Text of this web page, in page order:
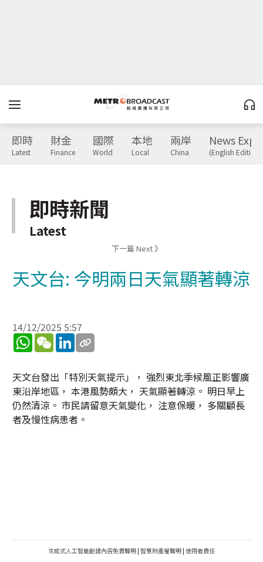
即時
Latest
財金
Finance
國際
World
本地
Local
兩岸
China
News
(English Edition)
即時新聞
Latest
下一篇 Next 》
天文台: 今明兩日天氣顯著轉涼
14/12/2025 5:57
WhatsApp
WeChatLinkedIn
天文台發出「特別天氣提示」， 強烈東北季候風正影響廣
東沿岸地區， 本港風勢頗大， 天氣顯著轉涼。 明日早上
仍然清涼。 市民請留意天氣變化， 注意保暖， 多關顧長
者及慢性病患者。
生成式人工智能創建內容免責聲明 | 智慧財產權聲明 | 使用者責任